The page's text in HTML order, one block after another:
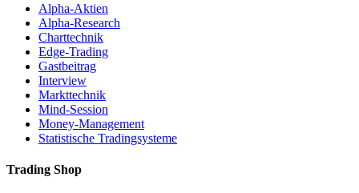
Alpha-Aktien
Alpha-Research
Charttechnik
Edge-Trading
Gastbeitrag
Interview
Markttechnik
Mind-Session
Money-Management
Statistische Tradingsysteme
Trading Shop